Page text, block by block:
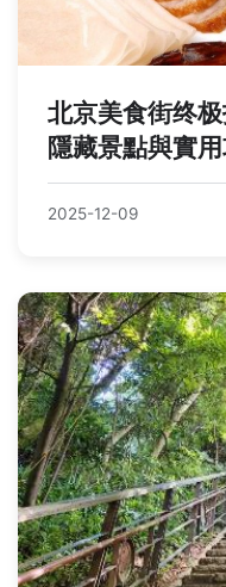
北京美食街终极
隱藏景點與實
2025-12-09